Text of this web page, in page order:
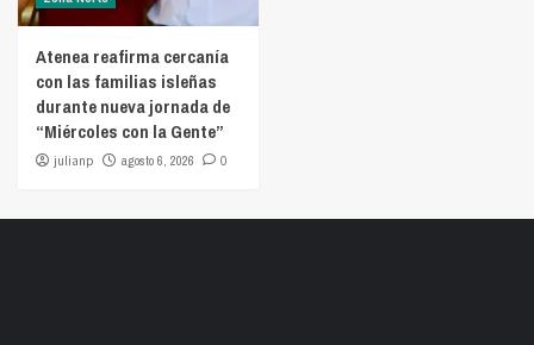
Atenea reafirma cercanía
con las familias isleñas
durante nueva jornada de
“Miércoles con la Gente”
julianp agosto 6, 2026 0